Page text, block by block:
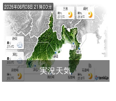
実況天気